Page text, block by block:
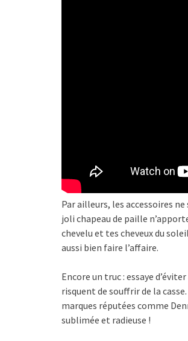
Par ailleurs, les accessoires
joli chapeau de paille
chevelu et tes cheveux du
aussi bien faire l’affaire.
Encore un truc : essaye
risquent de souffrir de la
marques réputées comme
sublimée et radieuse !